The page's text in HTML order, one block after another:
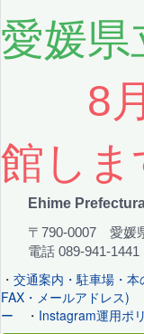
愛媛県
8
館しま
Ehime
〒790-0007 愛媛
電話 089-941-
・ 交通案内・駐車場・本
FAX・メールアドレス)
ー ・ Instagram運用ポ